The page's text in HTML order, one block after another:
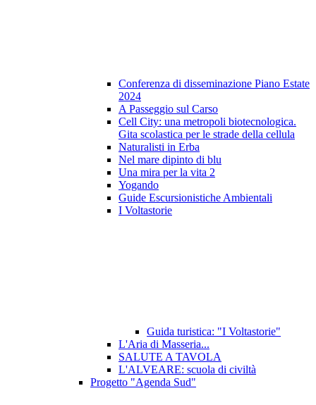
Conferenza di disseminazione Piano Estate
2024
A Passeggio sul Carso
Cell City: una metropoli biotecnologica.
Gita scolastica per le strade della cellula
Naturalisti in Erba
Nel mare dipinto di blu
Una mira per la vita 2
Yogando
Guide Escursionistiche Ambientali
I Voltastorie
Guida turistica: "I Voltastorie"
L'Aria di Masseria...
SALUTE A TAVOLA
L'ALVEARE: scuola di civiltà
Progetto "Agenda Sud"